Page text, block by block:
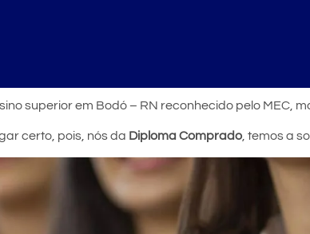
superior em Bodó – RN reconhecido pelo MEC,
certo, pois, nós da Diploma Comprado, temos a